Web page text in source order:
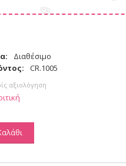
Διαθέσιμο
CR.1005
αξιολόγηση